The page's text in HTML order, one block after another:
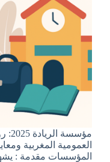
العمومية المغربية
المؤسسات مقدمة :